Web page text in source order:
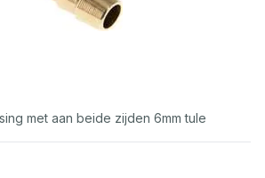
met aan beide zijden 6mm tule